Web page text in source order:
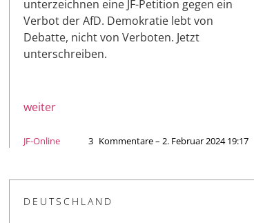
unterzeichnen eine JF-Petition gegen ein
Verbot der AfD. Demokratie lebt von
Debatte, nicht von Verboten. Jetzt
unterschreiben.
weiter
JF-Online 3 Kommentare – 2. Februar 2024 19:17
DEUTSCHLAND